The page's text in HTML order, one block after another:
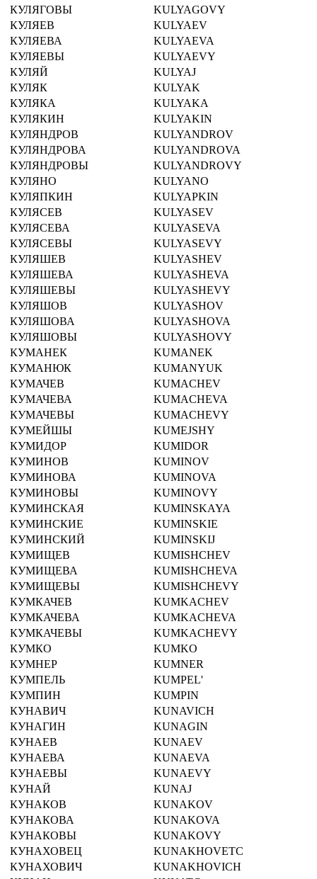
КУЛЯГОВЫ
KULYAGOVY
КУЛЯЕВ
KULYAEV
КУЛЯЕВА
KULYAEVA
КУЛЯЕВЫ
KULYAEVY
КУЛЯЙ
KULYAJ
КУЛЯК
KULYAK
КУЛЯКА
KULYAKA
КУЛЯКИН
KULYAKIN
КУЛЯНДРОВ
KULYANDROV
КУЛЯНДРОВА
KULYANDROVA
КУЛЯНДРОВЫ
KULYANDROVY
КУЛЯНО
KULYANO
КУЛЯПКИН
KULYAPKIN
КУЛЯСЕВ
KULYASEV
КУЛЯСЕВА
KULYASEVA
КУЛЯСЕВЫ
KULYASEVY
КУЛЯШЕВ
KULYASHEV
КУЛЯШЕВА
KULYASHEVA
КУЛЯШЕВЫ
KULYASHEVY
КУЛЯШОВ
KULYASHOV
КУЛЯШОВА
KULYASHOVA
КУЛЯШОВЫ
KULYASHOVY
КУМАНЕК
KUMANEK
КУМАНЮК
KUMANYUK
КУМАЧЕВ
KUMACHEV
КУМАЧЕВА
KUMACHEVA
КУМАЧЕВЫ
KUMACHEVY
КУМЕЙШЫ
KUMEJSHY
КУМИДОР
KUMIDOR
КУМИНОВ
KUMINOV
КУМИНОВА
KUMINOVA
КУМИНОВЫ
KUMINOVY
КУМИНСКАЯ
KUMINSKAYA
КУМИНСКИЕ
KUMINSKIE
КУМИНСКИЙ
KUMINSKIJ
КУМИЩЕВ
KUMISHCHEV
КУМИЩЕВА
KUMISHCHEVA
КУМИЩЕВЫ
KUMISHCHEVY
КУМКАЧЕВ
KUMKACHEV
КУМКАЧЕВА
KUMKACHEVA
КУМКАЧЕВЫ
KUMKACHEVY
КУМКО
KUMKO
КУМНЕР
KUMNER
КУМПЕЛЬ
KUMPEL'
КУМПИН
KUMPIN
КУНАВИЧ
KUNAVICH
КУНАГИН
KUNAGIN
КУНАЕВ
KUNAEV
КУНАЕВА
KUNAEVA
КУНАЕВЫ
KUNAEVY
КУНАЙ
KUNAJ
КУНАКОВ
KUNAKOV
КУНАКОВА
KUNAKOVA
КУНАКОВЫ
KUNAKOVY
КУНАХОВЕЦ
KUNAKHOVETC
КУНАХОВИЧ
KUNAKHOVICH